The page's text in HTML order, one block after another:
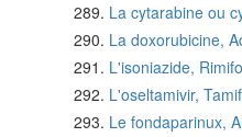
La cytarabine ou
La doxorubicine,
L'isoniazide,
L'oseltamivir,
Le fondaparinux,